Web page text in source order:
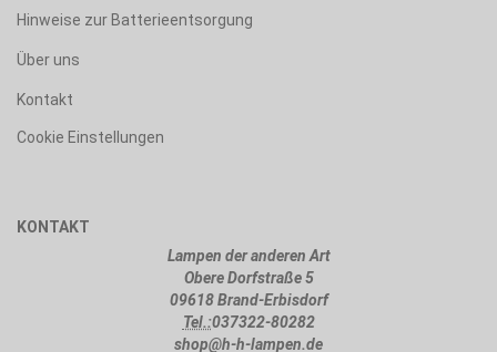
Hinweise zur Batterieentsorgung
Über uns
Kontakt
Cookie Einstellungen
KONTAKT
Lampen der anderen Art
Obere Dorfstraße 5
09618 Brand-Erbisdorf
Tel.:037322-80282
shop@h-h-lampen.de